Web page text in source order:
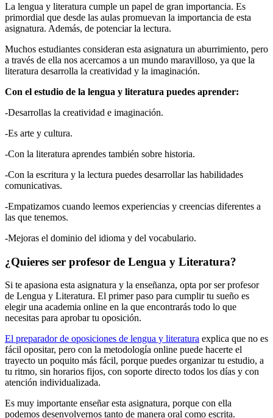
La lengua y literatura cumple un papel de gran importancia. Es
primordial que desde las aulas promuevan la importancia de esta
asignatura. Además, de potenciar la lectura.
Muchos estudiantes consideran esta asignatura un aburrimiento, pero
a través de ella nos acercamos a un mundo maravilloso, ya que la
literatura desarrolla la creatividad y la imaginación.
Con el estudio de la lengua y literatura puedes aprender:
-Desarrollas la creatividad e imaginación.
-Es arte y cultura.
-Con la literatura aprendes también sobre historia.
-Con la escritura y la lectura puedes desarrollar las habilidades
comunicativas.
-Empatizamos cuando leemos experiencias y creencias diferentes a
las que tenemos.
-Mejoras el dominio del idioma y del vocabulario.
¿Quieres ser profesor de Lengua y Literatura?
Si te apasiona esta asignatura y la enseñanza, opta por ser profesor
de Lengua y Literatura. El primer paso para cumplir tu sueño es
elegir una academia online en la que encontrarás todo lo que
necesitas para aprobar tu oposición.
El preparador de oposiciones de lengua y literatura explica que no es
fácil opositar, pero con la metodología online puede hacerte el
trayecto un poquito más fácil, porque puedes organizar tu estudio, a
tu ritmo, sin horarios fijos, con soporte directo todos los días y con
atención individualizada.
Es muy importante enseñar esta asignatura, porque con ella
podemos desenvolvernos tanto de manera oral como escrita.